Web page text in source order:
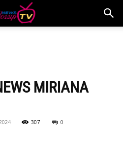
MIRIANA
307 0